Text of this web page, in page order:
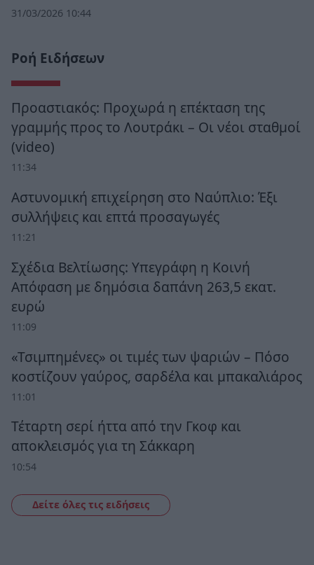
31/03/2026 10:44
Ροή Ειδήσεων
Προαστιακός: Προχωρά η επέκταση της
γραμμής προς το Λουτράκι – Οι νέοι σταθμοί
(video)
11:34
Αστυνομική επιχείρηση στο Ναύπλιο: Έξι
συλλήψεις και επτά προσαγωγές
11:21
Σχέδια Βελτίωσης: Υπεγράφη η Κοινή
Απόφαση με δημόσια δαπάνη 263,5 εκατ.
ευρώ
11:09
«Τσιμπημένες» οι τιμές των ψαριών – Πόσο
κοστίζουν γαύρος, σαρδέλα και μπακαλιάρος
11:01
Τέταρτη σερί ήττα από την Γκοφ και
αποκλεισμός για τη Σάκκαρη
10:54
Δείτε όλες τις ειδήσεις